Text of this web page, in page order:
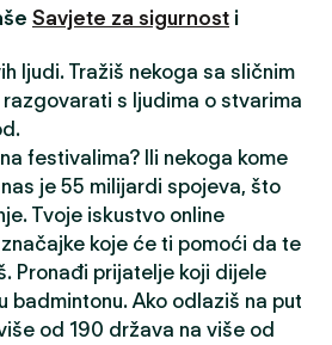
Savjete za sigurnost i
ljudi. Tražiš nekoga sa sličnim
s ljudima o stvarima
festivalima? Ili nekoga kome
je 55 milijardi spojeva, što
Tvoje iskustvo online
koje će ti pomoći da te
Pronađi prijatelje koji dijele
badmintonu. Ako odlaziš na put
od 190 država na više od